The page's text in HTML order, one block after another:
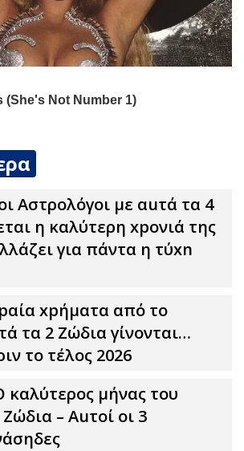
Αστρολόγοι με αuτά τα 4
η καλύτερη xpoνιά της
για πάντα η τύxn
xpήματα από το
τα 2 Zώδια γίνονται…
το τέλος 2026
καλύτερος μήνας του
– Αuτοί οι 3